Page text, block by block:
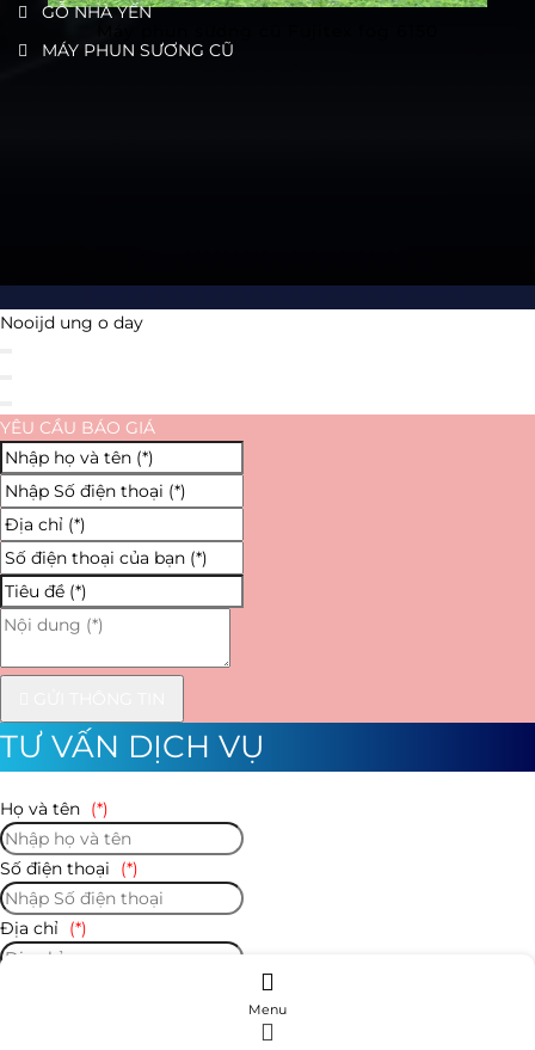
GỖ NHÀ YẾN
MÁY PHUN SƯƠNG CŨ
Menu
Nooijd ung o day
YÊU CẦU BÁO GIÁ
TƯ VẤN DỊCH VỤ
Họ và tên (*)
Số điện thoại (*)
Địa chỉ (*)